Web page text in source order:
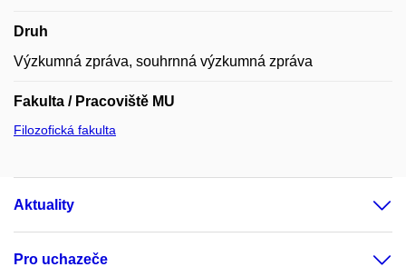
Druh
Výzkumná zpráva, souhrnná výzkumná zpráva
Fakulta / Pracoviště MU
Filozofická fakulta
Aktuality
Pro uchazeče